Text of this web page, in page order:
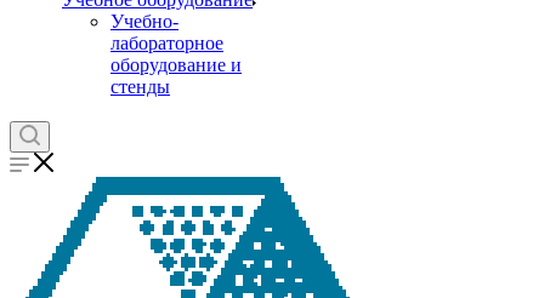
Учебно-
лабораторное
оборудование и
стенды